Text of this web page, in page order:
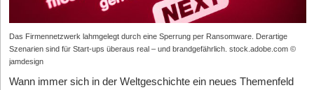
Das Firmennetzwerk lahmgelegt durch eine Sperrung per Ransomware. Derartige
Szenarien sind für Start-ups überaus real – und brandgefährlich. stock.adobe.com ©
jamdesign
Wann immer sich in der Weltgeschichte ein neues Themenfeld